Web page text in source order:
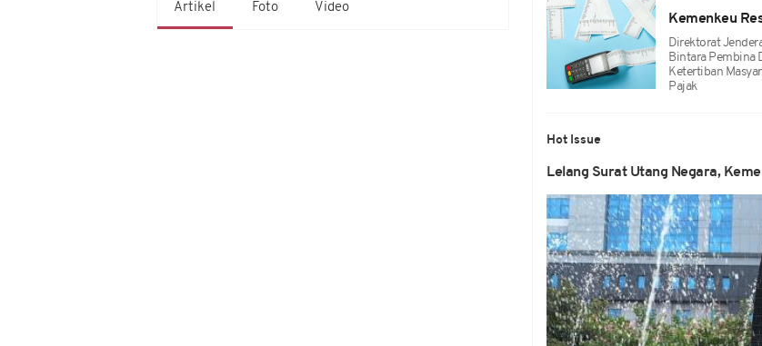
Artikel Foto Video
Kemenkeu
Direktorat
Bintara Pembina
Ketertiban
Pajak
Hot Issue
Lelang Surat Utang Negara,